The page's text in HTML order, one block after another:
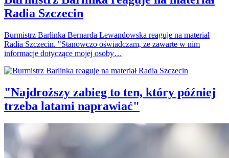
Radia Szczecin
Burmistrz Barlinka Bernarda Lewandowska reaguje na materiał
Radia Szczecin. "Stanowczo oświadczam, że zawarte w nim
informacje dotyczące mojej osoby…
"Najdroższy zabieg to ten, który później
trzeba latami naprawiać"